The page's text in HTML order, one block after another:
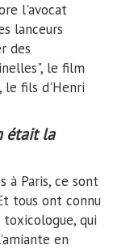
l'avocat
lanceurs
des
le film
le fils d'Henri
était la
à Paris, ce sont
tous ont connu
qui
en